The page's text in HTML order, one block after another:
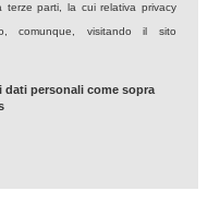
parti, la cui relativa privacy
comunque, visitando il sito
personali come sopra